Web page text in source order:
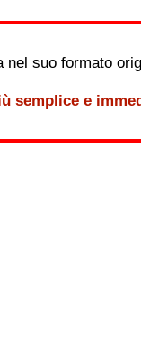
suo formato
semplice e